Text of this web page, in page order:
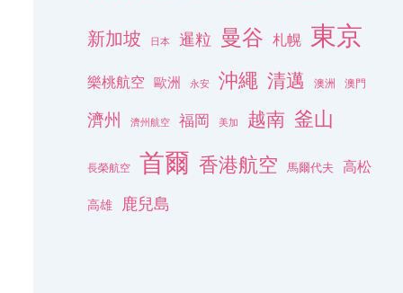
新加坡 日本 暹粒 曼谷 札幌 東京
樂桃航空 歐洲 永安 沖繩 清邁 澳洲 澳門
濟州 濟州航空 福岡 美加 越南 釜山
長榮航空 首爾 香港航空 馬爾代夫 高松
高雄 鹿兒島